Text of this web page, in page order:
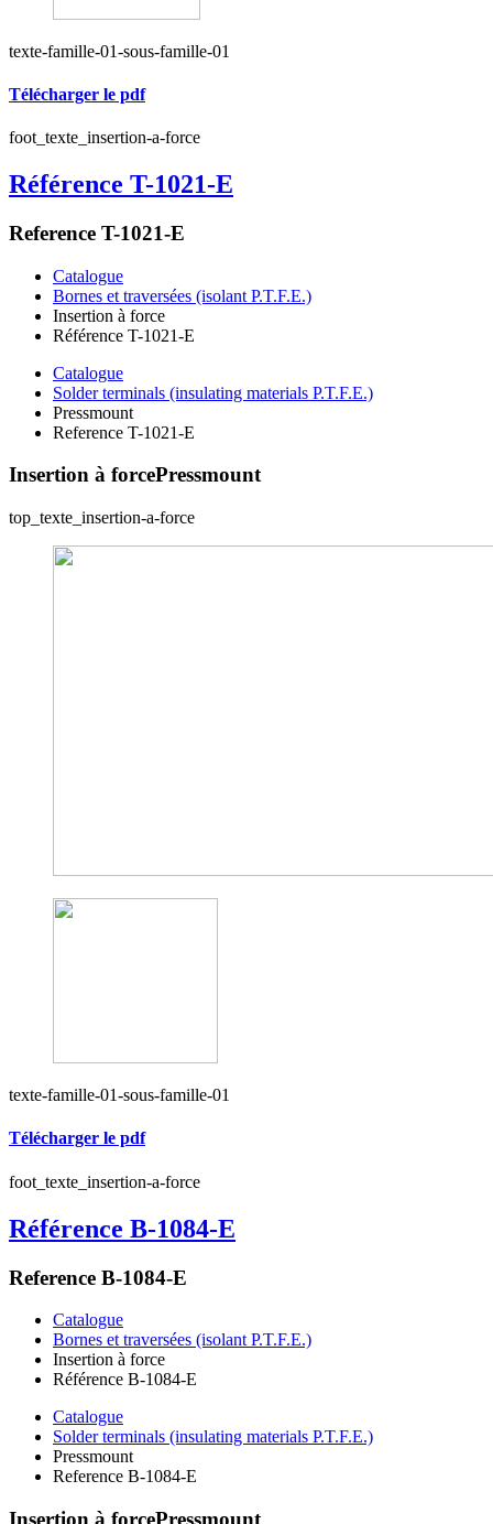
texte-famille-01-sous-famille-01
Télécharger le pdf
foot_texte_insertion-a-force
Référence T-1021-E
Reference T-1021-E
Catalogue
Bornes et traversées (isolant P.T.F.E.)
Insertion à force
Référence T-1021-E
Catalogue
Solder terminals (insulating materials P.T.F.E.)
Pressmount
Reference T-1021-E
Insertion à forcePressmount
top_texte_insertion-a-force
texte-famille-01-sous-famille-01
Télécharger le pdf
foot_texte_insertion-a-force
Référence B-1084-E
Reference B-1084-E
Catalogue
Bornes et traversées (isolant P.T.F.E.)
Insertion à force
Référence B-1084-E
Catalogue
Solder terminals (insulating materials P.T.F.E.)
Pressmount
Reference B-1084-E
Insertion à forcePressmount